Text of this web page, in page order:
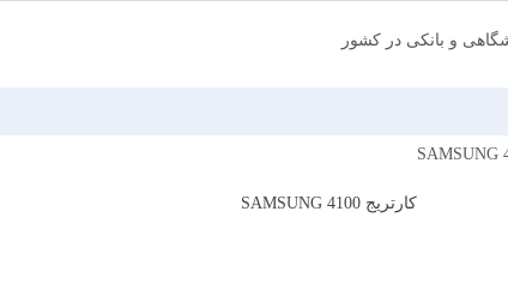
و بانکی در کشور
کارتریج SAMSUNG 4100